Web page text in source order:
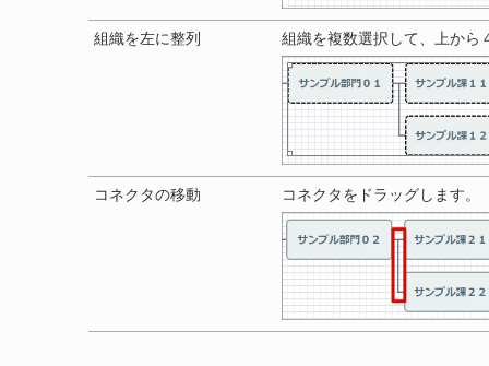
組織を左に整列 組織を複数選択して、上から
コネクタの移動 コネクタをドラッグします。